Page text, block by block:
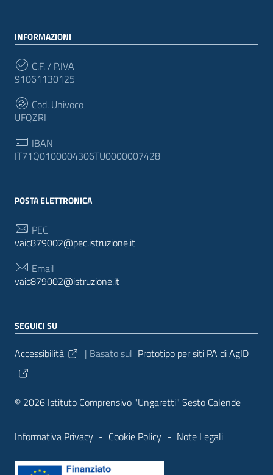
INFORMAZIONI
C.F. / P.IVA
91061130125
Cod. Univoco
UFQZRI
IBAN
IT71Q0100004306TU0000007428
POSTA ELETTRONICA
PEC
vaic879002@pec.istruzione.it
Email
vaic879002@istruzione.it
SEGUICI SU
Sezione Link Utili
Accessibilità | Basato sul Prototipo per siti PA di AgID
© 2026 Istituto Comprensivo "Ungaretti" Sesto Calende
Informativa Privacy - Cookie Policy - Note Legali